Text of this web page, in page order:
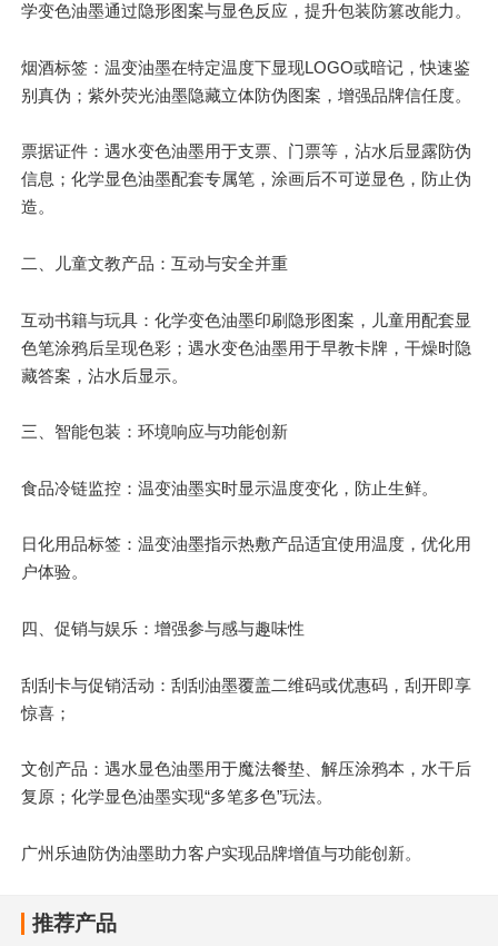
学变色油墨通过隐形图案与显色反应，提升包装防篡改能力。
烟酒标签：温变油墨在特定温度下显现LOGO或暗记，快速鉴
别真伪；紫外荧光油墨隐藏立体防伪图案，增强品牌信任度。
票据证件：遇水变色油墨用于支票、门票等，沾水后显露防伪
信息；化学显色油墨配套专属笔，涂画后不可逆显色，防止伪
造。
二、儿童文教产品：互动与安全并重
互动书籍与玩具：化学变色油墨印刷隐形图案，儿童用配套显
色笔涂鸦后呈现色彩；遇水变色油墨用于早教卡牌，干燥时隐
藏答案，沾水后显示。
三、智能包装：环境响应与功能创新
食品冷链监控：温变油墨实时显示温度变化，防止生鲜。
日化用品标签：温变油墨指示热敷产品适宜使用温度，优化用
户体验。
四、促销与娱乐：增强参与感与趣味性
刮刮卡与促销活动：刮刮油墨覆盖二维码或优惠码，刮开即享
惊喜；
文创产品：遇水显色油墨用于魔法餐垫、解压涂鸦本，水干后
复原；化学显色油墨实现“多笔多色”玩法。
广州乐迪防伪油墨助力客户实现品牌增值与功能创新。
推荐产品